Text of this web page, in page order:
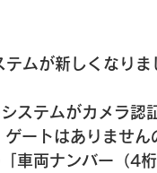
ムが新しくなりま
ステムがカメラ認
ゲートはありません
車両ナンバー（4